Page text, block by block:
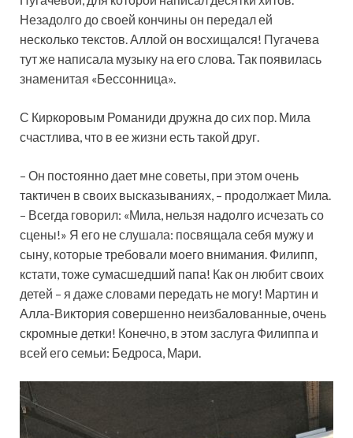
Незадолго до своей кончины он передал ей
несколько текстов. Аллой он восхищался! Пугачева
тут же написала музыку на его слова. Так появилась
знаменитая «Бессонница».
С Киркоровым Романиди дружна до сих пор. Мила
счастлива, что в ее жизни есть такой друг.
– Он постоянно дает мне советы, при этом очень
тактичен в своих высказываниях, – продолжает Мила.
– Всегда говорил: «Мила, нельзя надолго исчезать со
сцены!» Я его не слушала: посвящала себя мужу и
сыну, которые требовали моего внимания. Филипп,
кстати, тоже сумасшедший папа! Как он любит своих
детей – я даже словами передать не могу! Мартин и
Алла-Виктория совершенно неизбалованные, очень
скромные детки! Конечно, в этом заслуга Филиппа и
всей его семьи: Бедроса, Мари.